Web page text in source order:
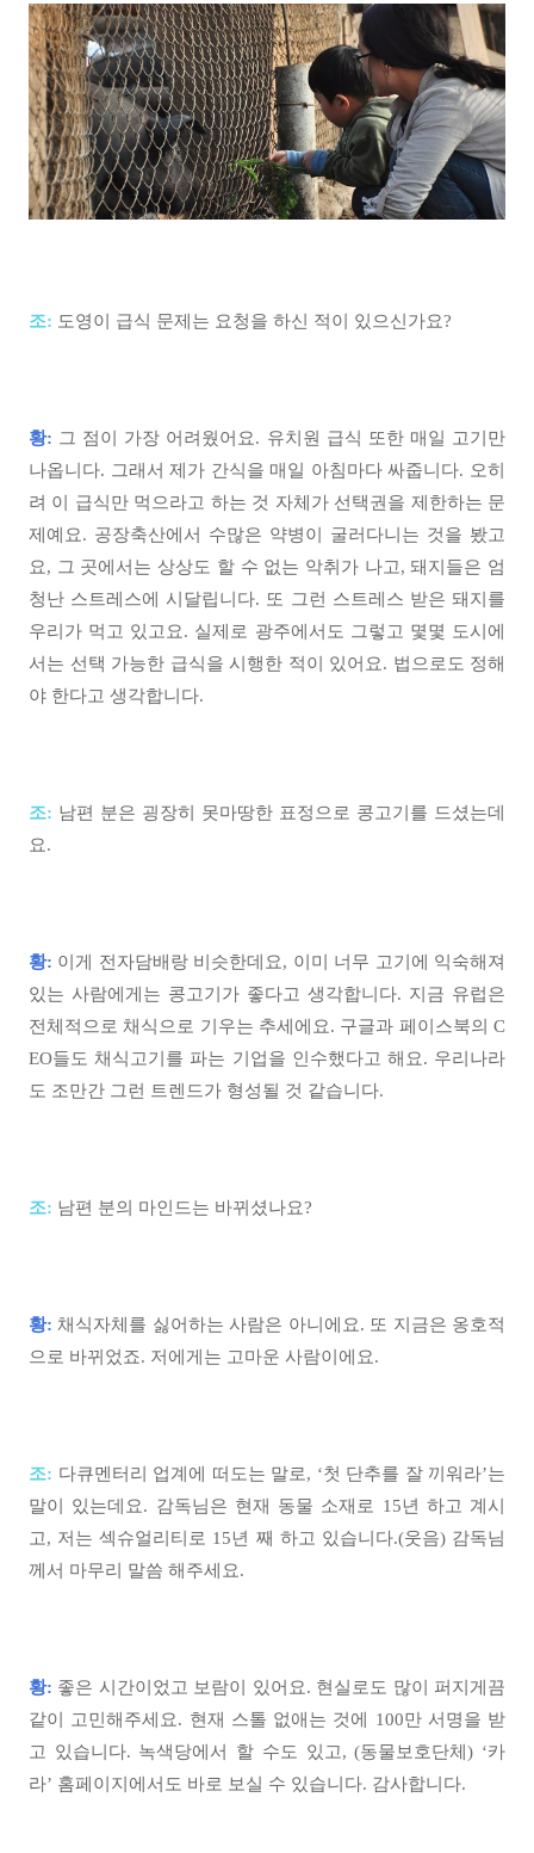
조: 도영이 급식 문제는 요청을 하신 적이 있으신가요?
황: 그 점이 가장 어려웠어요. 유치원 급식 또한 매일 고기만
나옵니다. 그래서 제가 간식을 매일 아침마다 싸줍니다. 오히
려 이 급식만 먹으라고 하는 것 자체가 선택권을 제한하는 문
제예요. 공장축산에서 수많은 약병이 굴러다니는 것을 봤고
요, 그 곳에서는 상상도 할 수 없는 악취가 나고, 돼지들은 엄
청난 스트레스에 시달립니다. 또 그런 스트레스 받은 돼지를
우리가 먹고 있고요. 실제로 광주에서도 그렇고 몇몇 도시에
서는 선택 가능한 급식을 시행한 적이 있어요. 법으로도 정해
야 한다고 생각합니다.
조: 남편 분은 굉장히 못마땅한 표정으로 콩고기를 드셨는데
요.
황: 이게 전자담배랑 비슷한데요, 이미 너무 고기에 익숙해져
있는 사람에게는 콩고기가 좋다고 생각합니다. 지금 유럽은
전체적으로 채식으로 기우는 추세에요. 구글과 페이스북의 C
EO들도 채식고기를 파는 기업을 인수했다고 해요. 우리나라
도 조만간 그런 트렌드가 형성될 것 같습니다.
조: 남편 분의 마인드는 바뀌셨나요?
황: 채식자체를 싫어하는 사람은 아니에요. 또 지금은 옹호적
으로 바뀌었죠. 저에게는 고마운 사람이에요.
조: 다큐멘터리 업계에 떠도는 말로, ‘첫 단추를 잘 끼워라’는
말이 있는데요. 감독님은 현재 동물 소재로 15년 하고 계시
고, 저는 섹슈얼리티로 15년 째 하고 있습니다.(웃음) 감독님
께서 마무리 말씀 해주세요.
황: 좋은 시간이었고 보람이 있어요. 현실로도 많이 퍼지게끔
같이 고민해주세요. 현재 스톨 없애는 것에 100만 서명을 받
고 있습니다. 녹색당에서 할 수도 있고, (동물보호단체) ‘카
라’ 홈페이지에서도 바로 보실 수 있습니다. 감사합니다.